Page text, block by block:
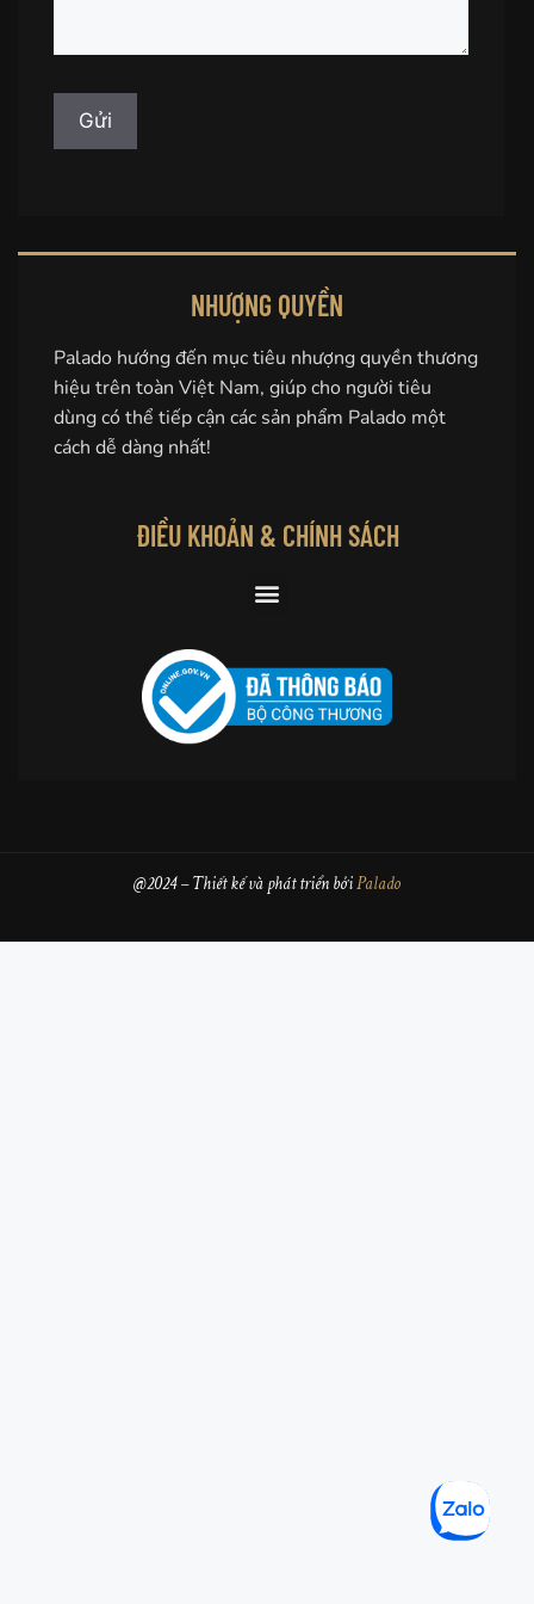
NHƯỢNG QUYỀN
Palado hướng đến mục tiêu nhượng quyền thương
hiệu trên toàn Việt Nam, giúp cho người tiêu
dùng có thể tiếp cận các sản phẩm Palado một
cách dễ dàng nhất!
ĐIỀU KHOẢN & CHÍNH SÁCH
@2024 – Thiết kế và phát triển bởiPalado